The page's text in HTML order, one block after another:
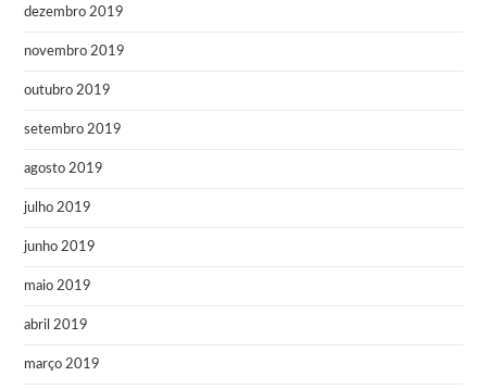
dezembro 2019
novembro 2019
outubro 2019
setembro 2019
agosto 2019
julho 2019
junho 2019
maio 2019
abril 2019
março 2019